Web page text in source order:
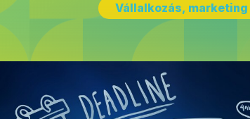
Vállalkozás, marketing